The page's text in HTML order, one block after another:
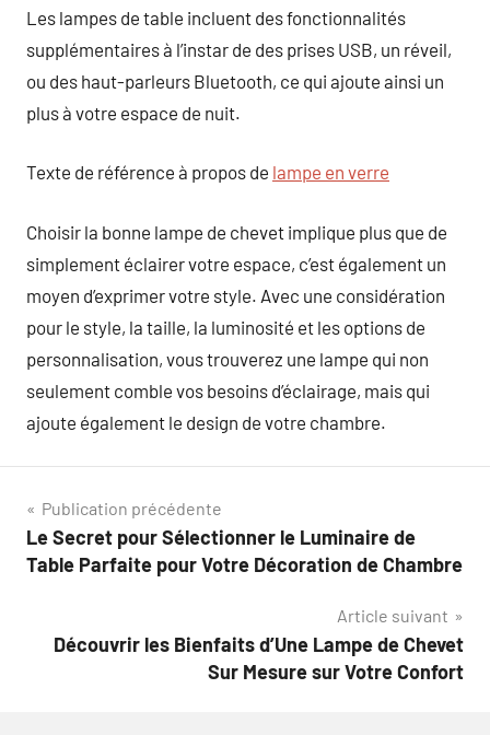
Les lampes de table incluent des fonctionnalités
supplémentaires à l’instar de des prises USB, un réveil,
ou des haut-parleurs Bluetooth, ce qui ajoute ainsi un
plus à votre espace de nuit.
Texte de référence à propos de lampe en verre
Choisir la bonne lampe de chevet implique plus que de
simplement éclairer votre espace, c’est également un
moyen d’exprimer votre style. Avec une considération
pour le style, la taille, la luminosité et les options de
personnalisation, vous trouverez une lampe qui non
seulement comble vos besoins d’éclairage, mais qui
ajoute également le design de votre chambre.
Navigation
de
Publication précédente
Le Secret pour Sélectionner le Luminaire de
Table Parfaite pour Votre Décoration de Chambre
Article suivant
Découvrir les Bienfaits d’Une Lampe de Chevet
Sur Mesure sur Votre Confort